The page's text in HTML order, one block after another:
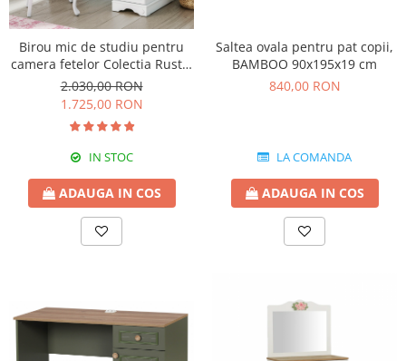
Birou mic de studiu pentru
camera fetelor Colectia Rustic
White 108x75x62 cm
2.030,00 RON
1.725,00 RON
IN STOC
ADAUGA IN COS
Saltea ovala pentru pat copii,
BAMBOO 90x195x19 cm
840,00 RON
LA COMANDA
ADAUGA IN COS